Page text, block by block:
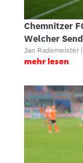
Chemnitzer
Welcher
Jan Rademeister
mehr lesen